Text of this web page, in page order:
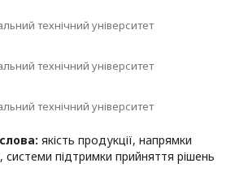
технічний університет
технічний університет
технічний університет
якість продукції, напрямки
системи підтримки прийняття рішень